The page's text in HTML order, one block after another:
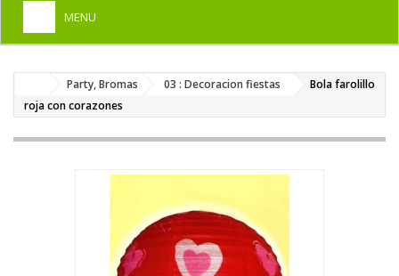
MENU
+
DISFRACES PARA ADULTOS
+
PELUCAS, GORROS, CARETAS
Party, Bromas 03 : Decoracion fiestas
Bola farolillo
roja con corazones